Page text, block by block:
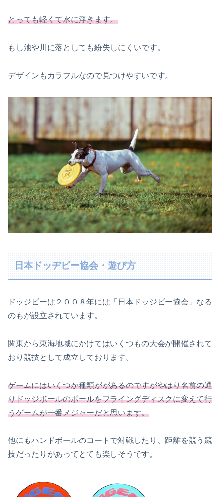
とっても軽くて水に浮きます。
もし池や川に落としても紛失しにくいです。
デザインもカラフルなので見つけやすいです。
日本ドッヂビー協会・遊び方
ドッジビーは２００８年には「日本ドッジビー協会」なる
のもが設立されています。
関東から東海地域にかけてはいくつもの大会が開催されて
おり競技として成立しております。
ゲームにはいくつか種類ががあるのですがやはり名前の通
りドッジボールのボールをフライングディスクに変えて行
うゲームが一番メジャーだと思います。
他にもハンドボールのコートで対戦したり、距離を競う競
技だったりがあってとても楽しそうです。